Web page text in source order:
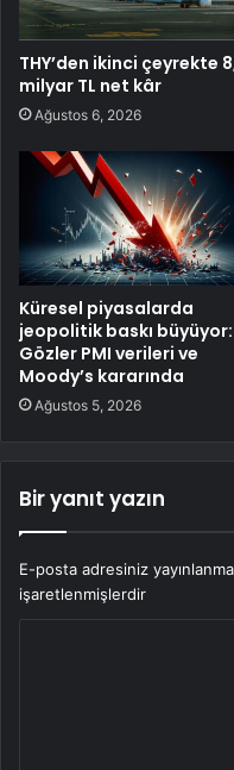
THY’den ikinci çeyrekte
milyar TL net kâr
Ağustos 6, 2026
Küresel piyasalarda
jeopolitik baskı büyüyor:
Gözler PMI verileri ve
Moody’s kararında
Ağustos 5, 2026
Bir yanıt yazın
E-posta adresiniz
işaretlenmişlerdir